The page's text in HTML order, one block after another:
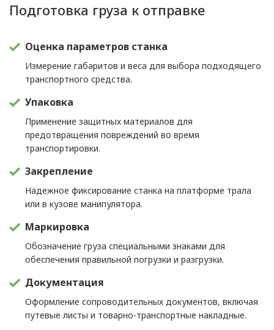
Подготовка груза к отправке
Оценка параметров станка
Измерение габаритов и веса для выбора подходящего
транспортного средства.
Упаковка
Применение защитных материалов для
предотвращения повреждений во время
транспортировки.
Закрепление
Надежное фиксирование станка на платформе трала
или в кузове манипулятора.
Маркировка
Обозначение груза специальными знаками для
обеспечения правильной погрузки и разгрузки.
Документация
Оформление сопроводительных документов, включая
путевые листы и товарно-транспортные накладные.